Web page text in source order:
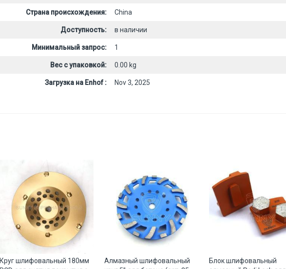
Страна происхождения: China
Доступность: в наличии
Минимальный запрос: 1
Вес с упаковкой: 0.00 kg
Загрузка на Enhof : Nov 3, 2025
Круг шлифовальный 180мм
Алмазный шлифовальный
Блок шлифовальный